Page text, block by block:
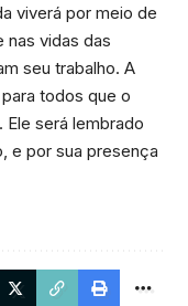
viverá por meio de
vidas das
seu trabalho. A
todos que o
Ele será lembrado
e por sua presença